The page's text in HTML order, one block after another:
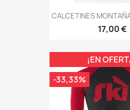
CALCETINES
17,00 €
¡EN
-33,33%